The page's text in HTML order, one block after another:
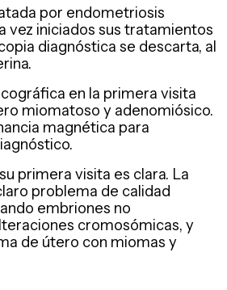
por endometriosis
vez iniciados sus tratamientos
diagnóstica se descarta, al
en la primera visita
miomatoso y adenomiósico.
magnética para
primera visita es clara. La
problema de calidad
embriones no
cromosómicas, y
de útero con miomas y